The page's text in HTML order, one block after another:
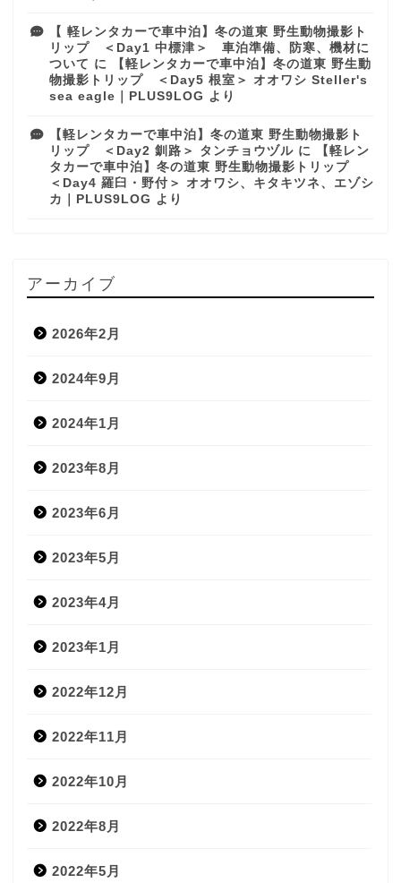
【 軽レンタカーで車中泊】冬の道東 野生動物撮影ト
リップ ＜Day1 中標津＞ 車泊準備、防寒、機材に
ついて に
【軽レンタカーで車中泊】冬の道東 野生動
物撮影トリップ ＜Day5 根室＞ オオワシ Steller's
sea eagle｜PLUS9LOG より
【軽レンタカーで車中泊】冬の道東 野生動物撮影ト
リップ ＜Day2 釧路＞ タンチョウヅル に
【軽レン
タカーで車中泊】冬の道東 野生動物撮影トリップ
＜Day4 羅臼・野付＞ オオワシ、キタキツネ、エゾシ
カ｜PLUS9LOG より
アーカイブ
2026年2月
2024年9月
2024年1月
2023年8月
2023年6月
2023年5月
2023年4月
2023年1月
2022年12月
2022年11月
2022年10月
2022年8月
2022年5月